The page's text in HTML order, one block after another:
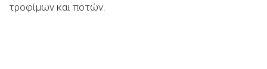
τροφίμων και ποτών.